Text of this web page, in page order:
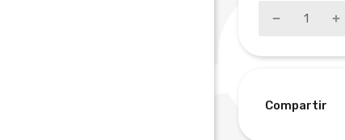
Compartir